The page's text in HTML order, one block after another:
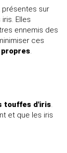
présentes sur
Elles
ennemis des
ces
.
touffes d'iris.
et que les iris